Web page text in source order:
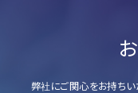
弊社にご関心をお持ちい